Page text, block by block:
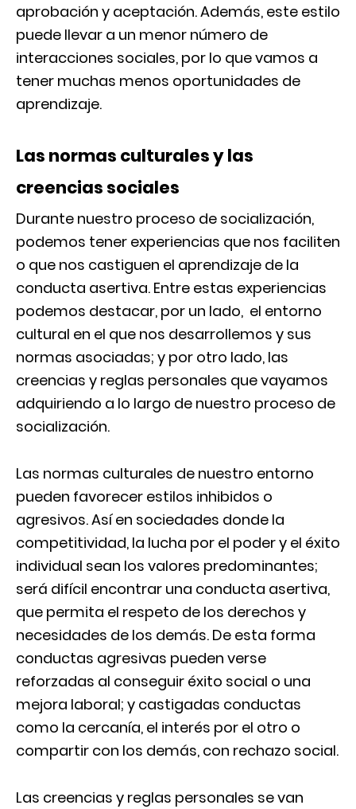
aprobación y aceptación. Además, este estilo
puede llevar a un menor número de
interacciones sociales, por lo que vamos a
tener muchas menos oportunidades de
aprendizaje.
Las normas culturales y las
creencias sociales
Durante nuestro proceso de socialización,
podemos tener experiencias que nos faciliten
o que nos castiguen el aprendizaje de la
conducta asertiva. Entre estas experiencias
podemos destacar, por un lado, el entorno
cultural en el que nos desarrollemos y sus
normas asociadas; y por otro lado, las
creencias y reglas personales que vayamos
adquiriendo a lo largo de nuestro proceso de
socialización.
Las normas culturales de nuestro entorno
pueden favorecer estilos inhibidos o
agresivos. Así en sociedades donde la
competitividad, la lucha por el poder y el éxito
individual sean los valores predominantes;
será difícil encontrar una conducta asertiva,
que permita el respeto de los derechos y
necesidades de los demás. De esta forma
conductas agresivas pueden verse
reforzadas al conseguir éxito social o una
mejora laboral; y castigadas conductas
como la cercanía, el interés por el otro o
compartir con los demás, con rechazo social.
Las creencias y reglas personales se van